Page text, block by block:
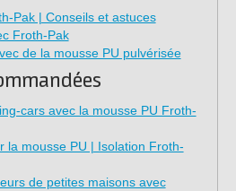
Pak | Conseils et astuces
Froth-Pak
de la mousse PU pulvérisée
cars avec la mousse PU Froth-
la mousse PU | Isolation Froth-
de petites maisons avec